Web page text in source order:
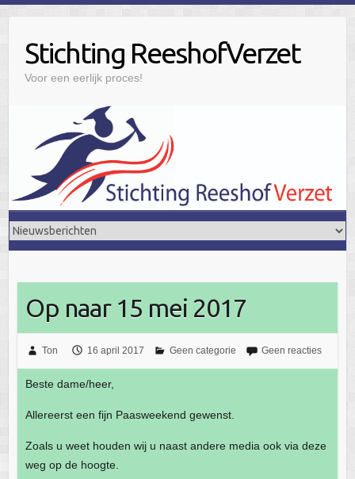
inhoudStichting ReeshofVerzet
Voor een eerlijk proces!
Op naar 15 mei 2017
Ton 16 april 2017 Geen categorie Geen reacties
Beste dame/heer,
Allereerst een fijn Paasweekend gewenst.
Zoals u weet houden wij u naast andere media ook via deze
weg op de hoogte.